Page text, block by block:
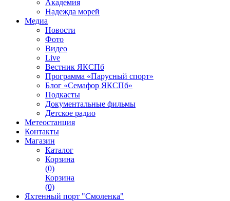
Академия
Надежда морей
Медиа
Новости
Фото
Видео
Live
Вестник ЯКСПб
Программа «Парусный спорт»
Блог «Семафор ЯКСПб»
Подкасты
Документальные фильмы
Детское радио
Метеостанция
Контакты
Магазин
Каталог
Корзина
(0)
Корзина
(0)
Яхтенный порт "Смоленка"